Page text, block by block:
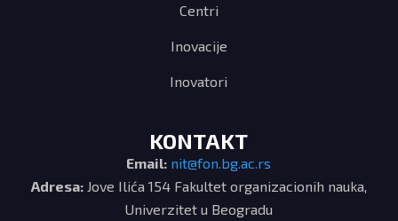
Centri
Inovacije
Inovatori
KONTAKT
Email: nit@fon.bg.ac.rs
Adresa:Jove Ilića 154 Fakultet organizacionih nauka,
Univerzitet u Beogradu